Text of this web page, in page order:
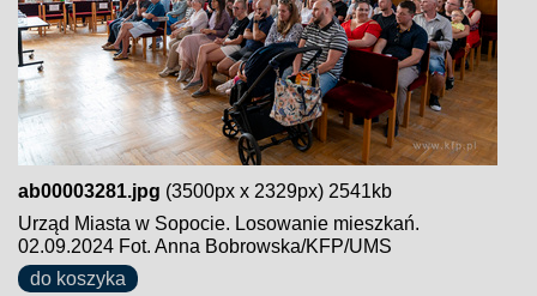
ab00003281.jpg (3500px x 2329px) 2541kb
Urząd Miasta w Sopocie. Losowanie mieszkań.
02.09.2024 Fot. Anna Bobrowska/KFP/UMS
do koszyka